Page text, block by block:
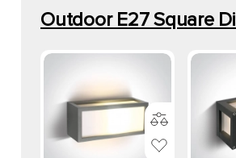
Outdoor E27 Square